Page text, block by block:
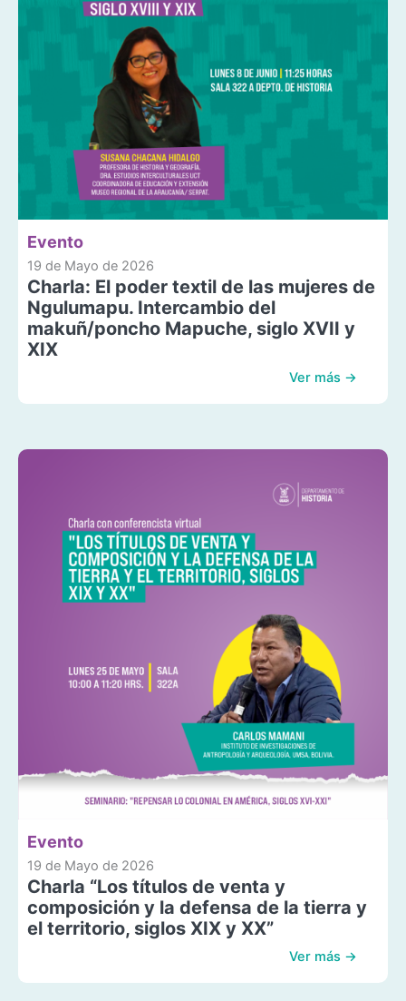
Evento
19 de Mayo de 2026
Charla: El poder textil de las mujeres de
Ngulumapu. Intercambio del
makuñ/poncho Mapuche, siglo XVII y
XIX
Ver más →
Evento
19 de Mayo de 2026
Charla “Los títulos de venta y
composición y la defensa de la tierra y
el territorio, siglos XIX y XX”
Ver más →